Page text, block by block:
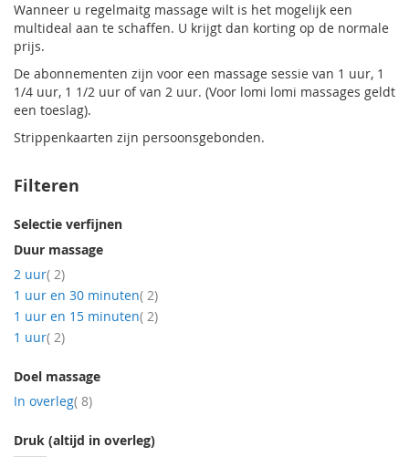
Wanneer u regelmaitg massage wilt is het mogelijk een
multideal aan te schaffen. U krijgt dan korting op de normale
prijs.
De abonnementen zijn voor een massage sessie van 1 uur, 1
1/4 uur, 1 1/2 uur of van 2 uur. (Voor lomi lomi massages geldt
een toeslag).
Strippenkaarten zijn persoonsgebonden.
Filteren
Selectie verfijnen
Duur massage
2 uur 2producten
1 uur en 30 minuten 2producten
1 uur en 15 minuten 2producten
1 uur 2producten
Doel massage
In overleg 8producten
Druk (altijd in overleg)